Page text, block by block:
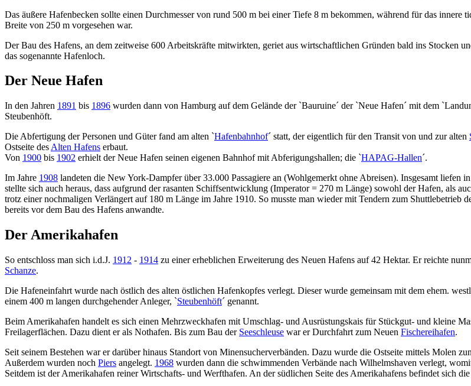
Das äußere Hafenbecken sollte einen Durchmesser von rund 500 m bei einer Tiefe 8 m bekommen, während für das
Breite von 250 m vorgesehen war.
Der Bau des Hafens, an dem zeitweise 600 Arbeitskräfte mitwirkten, geriet aus wirtschaftlichen Gründen bald ins Stocken
das sogenannte Hafenloch.
Der Neue Hafen
In den Jahren 1891 bis 1896 wurden dann von Hamburg auf dem Gelände der `Bauruine´ der `Neue Hafen´ mit dem
Steubenhöft.
Die Abfertigung der Personen und Güter fand am alten `Hafenbahnhof´ statt, der eigentlich für den Transit von und zur alten
Ostseite des Alten Hafens erbaut.
Von 1900 bis 1902 erhielt der Neue Hafen seinen eigenen Bahnhof mit Abferigungshallen; die `HAPAG-Hallen´.
Im Jahre 1908 landeten die New York-Dampfer über 33.000 Passagiere an (Wohlgemerkt ohne Abreisen). Insgesamt liefen
stellte sich auch heraus, dass aufgrund der rasanten Schiffsentwicklung (Imperator = 270 m Länge) sowohl der Hafen, als
trotz einer nochmaligen Verlängert auf 180 m Länge im Jahre 1910. So musste man wieder mit Tendern zum Shuttlebetrieb
bereits vor dem Bau des Hafens anwandte.
Der Amerikahafen
So entschloss man sich i.d.J. 1912 - 1914 zu einer erheblichen Erweiterung des Neuen Hafens auf 42 Hektar. Er reichte
Schanze.
Die Hafeneinfahrt wurde nach östlich des alten östlichen Hafenkopfes verlegt. Dieser wurde gemeinsam mit dem ehem.
einem 400 m langen durchgehender Anleger, `Steubenhöft´ genannt.
Beim Amerikahafen handelt es sich einen Mehrzweckhafen mit Umschlag- und Ausrüstungskais für Stückgut- und kleine
Freilagerflächen. Dazu dient er als Nothafen. Bis zum Bau der Seeschleuse war er Durchfahrt zum Neuen Fischereihafen.
Seit seinem Bestehen war er darüber hinaus Standort von Minensucherverbänden. Dazu wurde die Ostseite mittels Molen
Außerdem wurden noch Piers angelegt. 1968 wurden dann die schwimmenden Verbände nach Wilhelmshaven verlegt,
Seitdem ist der Amerikahafen reiner Wirtschafts- und Werfthafen. An der südlichen Seite des Amerikahafens befindet sich die